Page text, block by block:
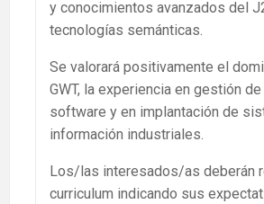
y conocimientos avanzados del
tecnologías semánticas.
Se valorará positivamente el
GWT, la experiencia en gestión
software y en implantación de
información industriales.
Los/las interesados/as deberán
curriculum indicando sus